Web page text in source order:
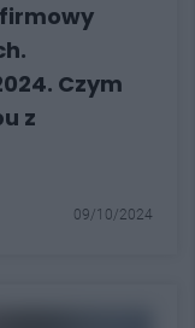
Czym
z
09/10/2024